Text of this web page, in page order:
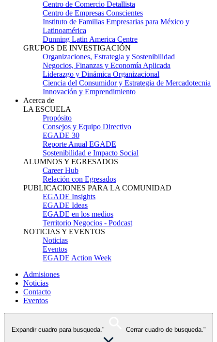
Centro de Comercio Detallista
Centro de Empresas Conscientes
Instituto de Familias Empresarias para México y
Latinoamérica
Dunning Latin America Centre
GRUPOS DE INVESTIGACIÓN
Organizaciones, Estrategia y Sostenibilidad
Negocios, Finanzas y Economía Aplicada
Liderazgo y Dinámica Organizacional
Ciencia del Consumidor y Estrategia de Mercadotecnia
Innovación y Emprendimiento
Acerca de
LA ESCUELA
Propósito
Consejos y Equipo Directivo
EGADE 30
Reporte Anual EGADE
Sostenibilidad e Impacto Social
ALUMNOS Y EGRESADOS
Career Hub
Relación con Egresados
PUBLICACIONES PARA LA COMUNIDAD
EGADE Insights
EGADE Ideas
EGADE en los medios
Territorio Negocios - Podcast
NOTICIAS Y EVENTOS
Noticias
Eventos
EGADE Action Week
Admisiones
Noticias
Contacto
Eventos
Expandir cuadro para busqueda." Cerrar cuadro de busqueda."